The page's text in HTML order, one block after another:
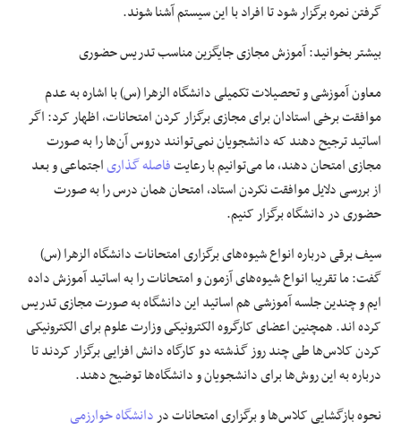
گرفتن نمره برگزار شود تا افراد با این سیستم آشنا شوند.
بیشتر بخوانید:آموزش مجازی جایگزین مناسب تدریس حضوری
معاون آموزشی و تحصیلات تکمیلی دانشگاه الزهرا (س) با اشاره به عدم
موافقت برخی استادان برای مجازی برگزار کردن امتحانات، اظهار کرد: اگر
اساتید ترجیح دهند که دانشجویان نمی‌توانند دروس آن‌ها را به صورت
مجازی امتحان دهند، ما می‌توانیم با رعایتفاصله گذاریاجتماعی و بعد
از بررسی دلایل موافقت نکردن استاد، امتحان همان درس را به صورت
حضوری در دانشگاه برگزار کنیم.
سیف برقی درباره انواع شیوه‌های برگزاری امتحانات دانشگاه الزهرا (س)
گفت: ما تقریبا انواع شیوه‌های آزمون و امتحانات را به اساتید آموزش داده
ایم و چندین جلسه آموزشی هم اساتید این دانشگاه به صورت مجازی تدریس
کرده اند. همچنین اعضای کارگروه الکترونیکی وزارت علوم برای الکترونیکی
کردن کلاس‌ها طی چند روز گذشته دو کارگاه دانش افزایی برگزار کردند تا
درباره به این روش‌ها برای دانشجویان و دانشگاه‌ها توضیح دهند.
نحوه بازگشایی کلاس‌ها و برگزاری امتحانات دردانشگاه خوارزمی